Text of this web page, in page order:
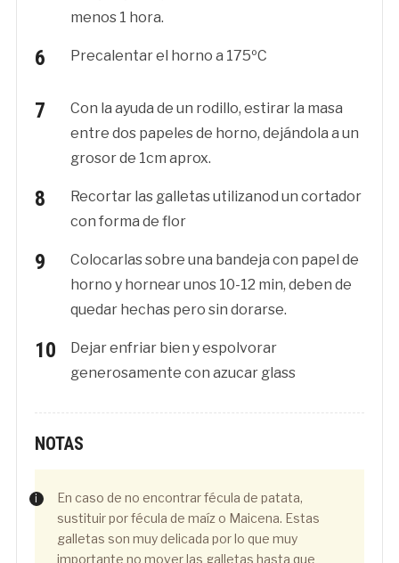
menos 1 hora.
Precalentar el horno a 175ºC
Con la ayuda de un rodillo, estirar la masa
entre dos papeles de horno, dejándola a un
grosor de 1cm aprox.
Recortar las galletas utilizanod un cortador
con forma de flor
Colocarlas sobre una bandeja con papel de
horno y hornear unos 10-12 min, deben de
quedar hechas pero sin dorarse.
Dejar enfriar bien y espolvorar
generosamente con azucar glass
NOTAS
En caso de no encontrar fécula de patata,
sustituir por fécula de maíz o Maicena. Estas
galletas son muy delicada por lo que muy
importante no mover las galletas hasta que